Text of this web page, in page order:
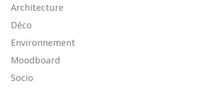
Architecture
Déco
Environnement
Moodboard
Socio